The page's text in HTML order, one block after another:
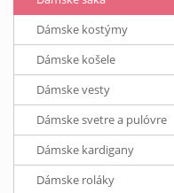
Dámske kostýmy
Dámske košele
Dámske vesty
Dámske svetre a pulóvre
Dámske kardigany
Dámske roláky